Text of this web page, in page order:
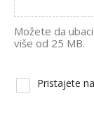
Možete da
više od 25 MB.
Pristajete na